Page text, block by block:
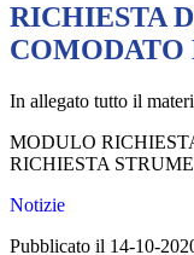
RICHIESTA
COMODATO
In allegato tutto il
MODULO
RICHIESTA
Notizie
Pubblicato il 14-10-